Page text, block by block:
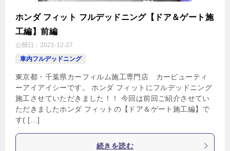
ホンダ フィット フルデッドニング【ドア＆ゲート施
工編】前編
公開日： 2021-12-27
車内フルデッドニング
東京都・千葉県カーフィルム施工専門店 カービューティ
ーアイアイシーです。 ホンダ フィットにフルデッドニング
施工させていただきました！！ 今回は前回ご紹介させてい
ただきましたホンダ フィットの【ドア＆ゲート施工編】で
す( […]
続きを読む